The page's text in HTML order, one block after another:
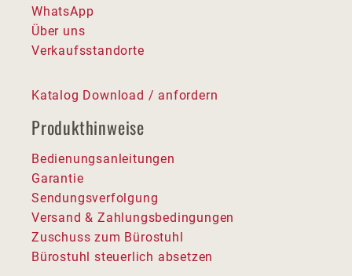
WhatsApp
Über uns
Verkaufsstandorte
Katalog Download / anfordern
Produkthinweise
Bedienungsanleitungen
Garantie
Sendungsverfolgung
Versand & Zahlungsbedingungen
Zuschuss zum Bürostuhl
Bürostuhl steuerlich absetzen